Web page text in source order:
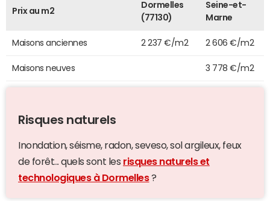
Prix au m2
Dormelles
(77130)
Seine-et-
Marne
Maisons anciennes 2 237 €/m2 2 606 €/m2
Maisons neuves 3 778 €/m2
Risques naturels
Inondation, séisme, radon, seveso, sol argileux, feux
de forêt... quels sont les risques naturels et
technologiques à Dormelles?